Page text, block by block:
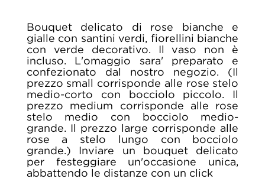
Bouquet delicato di rose bianche e
gialle con santini verdi, fiorellini bianche
con verde decorativo. Il vaso non è
incluso. L'omaggio sara' preparato e
confezionato dal nostro negozio. (Il
prezzo small corrisponde alle rose stelo
medio-corto con bocciolo piccolo. Il
prezzo medium corrisponde alle rose
stelo medio con bocciolo medio-
grande. Il prezzo large corrisponde alle
rose a stelo lungo con bocciolo
grande.) Inviare un bouquet delicato
per festeggiare un'occasione unica,
abbattendo le distanze con un click